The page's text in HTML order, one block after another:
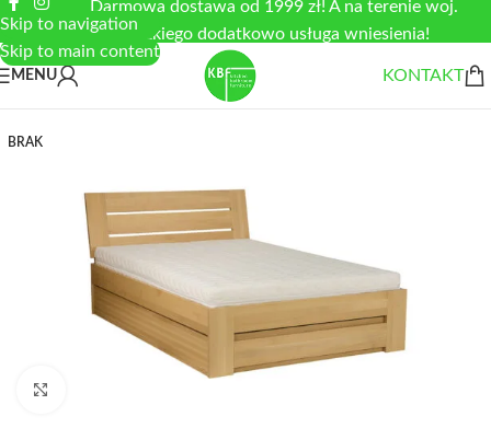
Skip to navigation
Skip to main content
Darmowa dostawa od 1999 zł! A na terenie woj.
łódzkiego dodatkowo usługa wniesienia!
MENU KONTAKT
BRAK